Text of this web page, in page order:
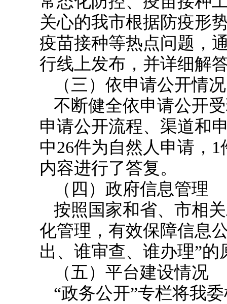
关心的我市根据防疫形
疫苗接种等热点问题，
行线上发布， 并详细解
（三）依申请公开情况
不断健全依申请公开
申请公开流程、渠道和
中26件为自然人申请， 1
内容进行了答复。
（四） 政府信息管理
按照国家和省、市相
化管理，有效保障信息
出、谁审查、谁办理”
（五） 平台建设情况
“政务公开”专栏将我